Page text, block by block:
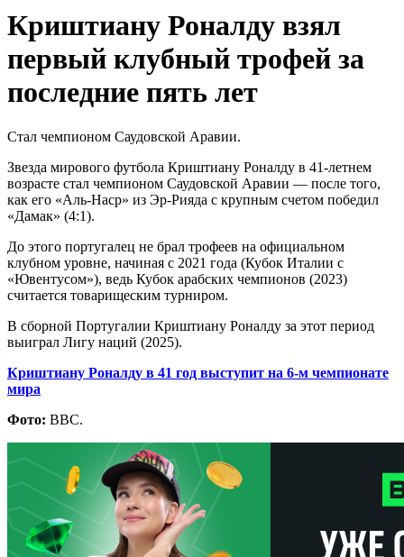
Криштиану Роналду взял
первый клубный трофей за
последние пять лет
Стал чемпионом Саудовской Аравии.
Звезда мирового футбола Криштиану Роналду в 41-летнем
возрасте стал чемпионом Саудовской Аравии — после того,
как его «Аль-Наср» из Эр-Рияда с крупным счетом победил
«Дамак» (4:1).
До этого португалец не брал трофеев на официальном
клубном уровне, начиная с 2021 года (Кубок Италии с
«Ювентусом»), ведь Кубок арабских чемпионов (2023)
считается товарищеским турниром.
В сборной Португалии Криштиану Роналду за этот период
выиграл Лигу наций (2025).
Криштиану Роналду в 41 год выступит на 6-м чемпионате
мира
Фото: BBC.